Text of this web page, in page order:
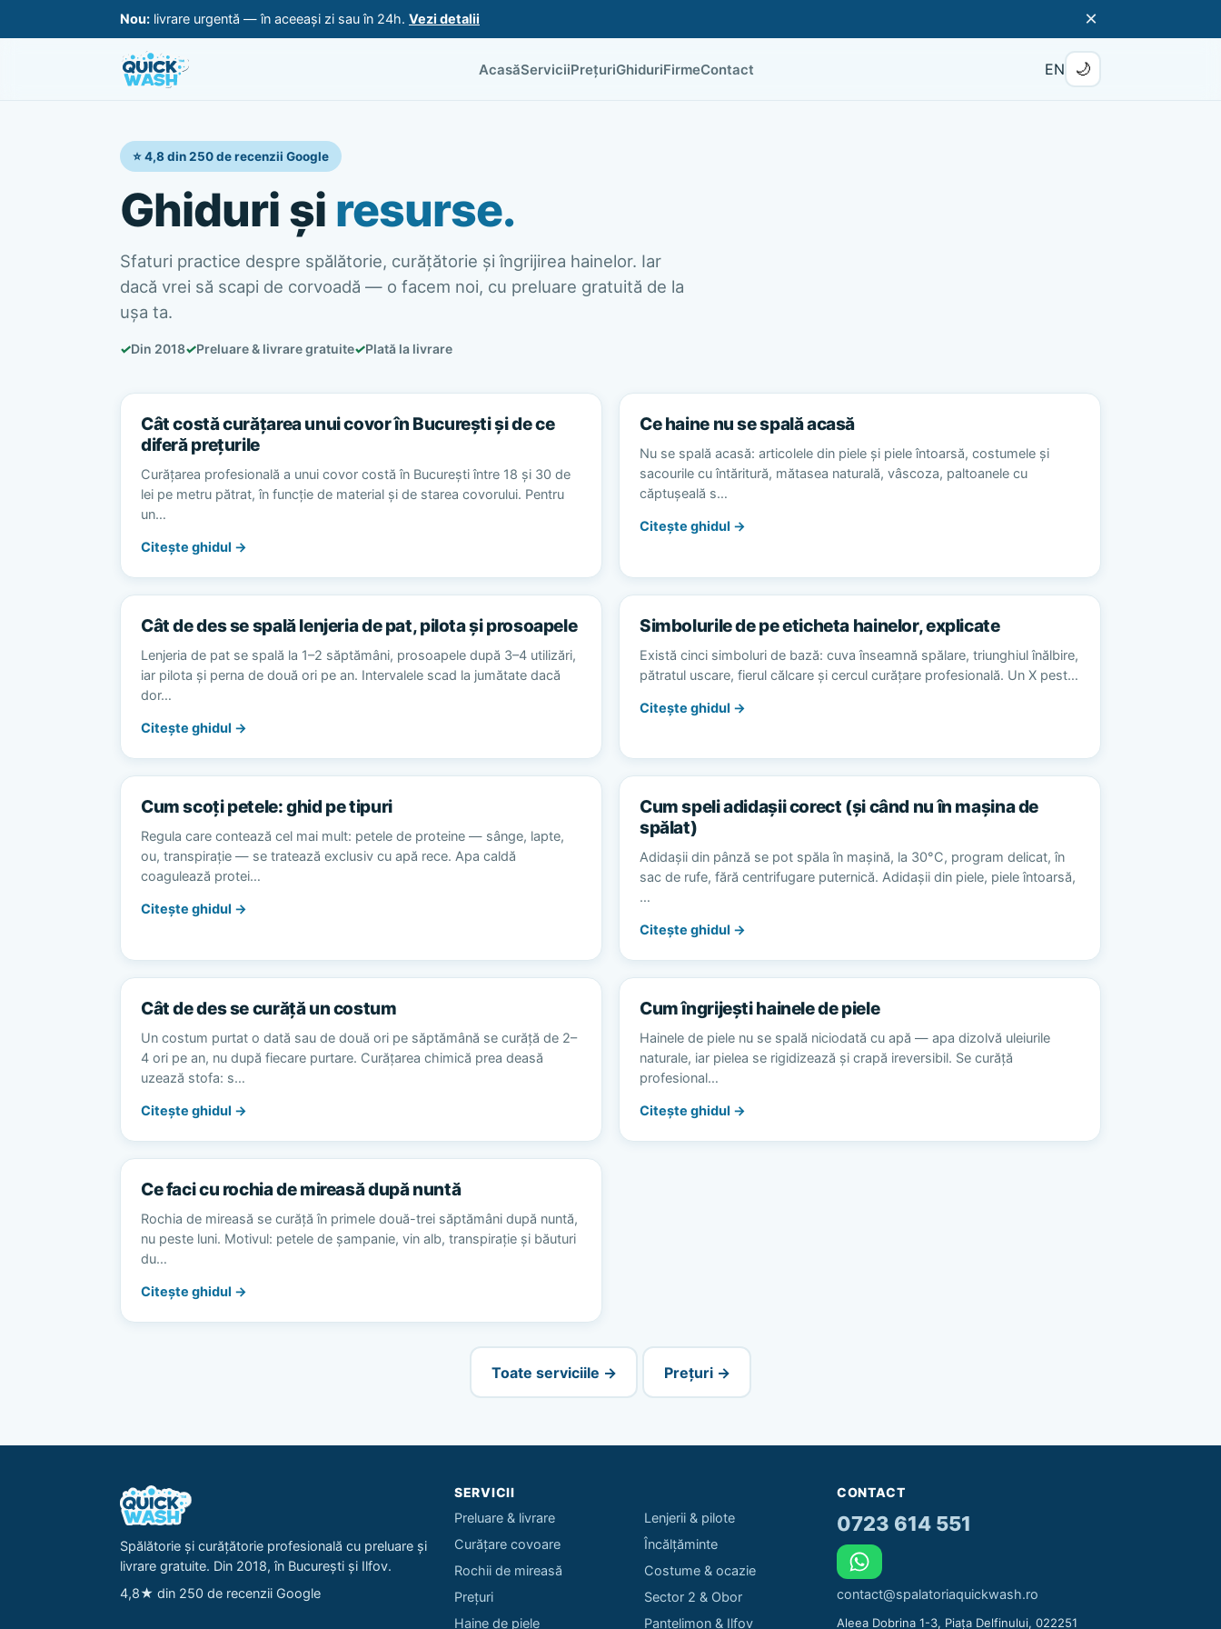
Nou: livrare urgentă — în aceeași zi sau în 24h. Vezi detalii ×
AcasăServiciiPrețuriGhiduriFirmeContact EN 🌙
⭐ 4,8 din 250 de recenzii Google
Ghiduri și resurse.
Sfaturi practice despre spălătorie, curățătorie și îngrijirea hainelor. Iar
dacă vrei să scapi de corvoadă — o facem noi, cu preluare gratuită de la
ușa ta.
✓Din 2018✓Preluare & livrare gratuite✓Plată la livrare
Cât costă curățarea unui covor în București și de ce
diferă prețurile
Curățarea profesională a unui covor costă în București între 18 și 30 de
lei pe metru pătrat, în funcție de material și de starea covorului. Pentru
un…
Citește ghidul →
Ce haine nu se spală acasă
Nu se spală acasă: articolele din piele și piele întoarsă, costumele și
sacourile cu întăritură, mătasea naturală, vâscoza, paltoanele cu
căptușeală s…
Citește ghidul →
Cât de des se spală lenjeria de pat, pilota și prosoapele
Lenjeria de pat se spală la 1–2 săptămâni, prosoapele după 3–4 utilizări,
iar pilota și perna de două ori pe an. Intervalele scad la jumătate dacă
dor…
Citește ghidul →
Simbolurile de pe eticheta hainelor, explicate
Există cinci simboluri de bază: cuva înseamnă spălare, triunghiul înălbire,
pătratul uscare, fierul călcare și cercul curățare profesională. Un X pest…
Citește ghidul →
Cum scoți petele: ghid pe tipuri
Regula care contează cel mai mult: petele de proteine — sânge, lapte,
ou, transpirație — se tratează exclusiv cu apă rece. Apa caldă
coagulează protei…
Citește ghidul →
Cum speli adidașii corect (și când nu în mașina de
spălat)
Adidașii din pânză se pot spăla în mașină, la 30°C, program delicat, în
sac de rufe, fără centrifugare puternică. Adidașii din piele, piele întoarsă,
…
Citește ghidul →
Cât de des se curăță un costum
Un costum purtat o dată sau de două ori pe săptămână se curăță de 2–
4 ori pe an, nu după fiecare purtare. Curățarea chimică prea deasă
uzează stofa: s…
Citește ghidul →
Cum îngrijești hainele de piele
Hainele de piele nu se spală niciodată cu apă — apa dizolvă uleiurile
naturale, iar pielea se rigidizează și crapă ireversibil. Se curăță
profesional…
Citește ghidul →
Ce faci cu rochia de mireasă după nuntă
Rochia de mireasă se curăță în primele două-trei săptămâni după nuntă,
nu peste luni. Motivul: petele de șampanie, vin alb, transpirație și băuturi
du…
Citește ghidul →
Toate serviciile → Prețuri →
Spălătorie și curățătorie profesională cu preluare și
livrare gratuite. Din 2018, în București și Ilfov.
4,8★ din 250 de recenzii Google
SERVICII
Preluare & livrare
Curățare covoare
Rochii de mireasă
Prețuri
Haine de piele
Lenjerii & pilote
Încălțăminte
Costume & ocazie
Sector 2 & Obor
Pantelimon & Ilfov
CONTACT
0723 614 551
contact@spalatoriaquickwash.ro
Aleea Dobrina 1-3, Piața Delfinului, 022251